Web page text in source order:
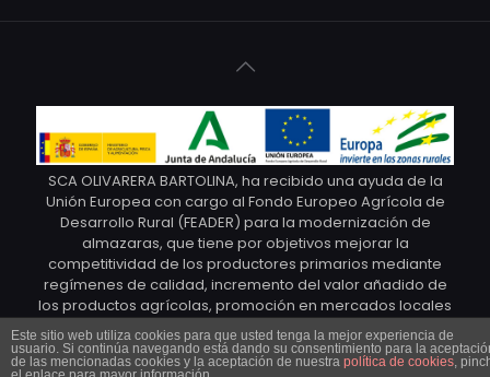
SCA OLIVARERA BARTOLINA, ha recibido una ayuda de la
Unión Europea con cargo al Fondo Europeo Agrícola de
Desarrollo Rural (FEADER) para la modernización de
almazaras, que tiene por objetivos mejorar la
competitividad de los productores primarios mediante
regímenes de calidad, incremento del valor añadido de
los productos agrícolas, promoción en mercados locales
y agrupaciones y organizaciones de productores y
organizaciones profesionales. © Cooperativa Olivarera
Bartolina. Marca Torre de Oliva. 2021
Este sitio web utiliza cookies para que usted tenga la mejor experiencia de
usuario. Si continúa navegando está dando su consentimiento para la
de las mencionadas cookies y la aceptación de nuestra política de cookies,